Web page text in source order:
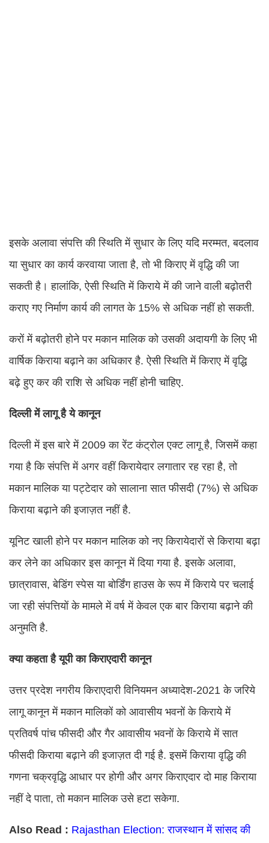
इसके अलावा संपत्ति की स्थिति में सुधार के लिए यदि मरम्मत, बदलाव
या सुधार का कार्य करवाया जाता है, तो भी किराए में वृद्धि की जा
सकती है। हालांकि, ऐसी स्थिति में किराये में की जाने वाली बढ़ोतरी
कराए गए निर्माण कार्य की लागत के 15% से अधिक नहीं हो सकती.
करों में बढ़ोतरी होने पर मकान मालिक को उसकी अदायगी के लिए भी
वार्षिक किराया बढ़ाने का अधिकार है. ऐसी स्थिति में किराए में वृद्धि
बढ़े हुए कर की राशि से अधिक नहीं होनी चाहिए.
दिल्‍ली में लागू है ये कानून
दिल्ली में इस बारे में 2009 का रेंट कंट्रोल एक्ट लागू है, जिसमें कहा
गया है कि संपत्ति में अगर वहीं किरायेदार लगातार रह रहा है, तो
मकान मालिक या पट्टेदार को सालाना सात फीसदी (7%) से अधिक
किराया बढ़ाने की इजाज़त नहीं है.
यूनिट खाली होने पर मकान मालिक को नए किरायेदारों से किराया बढ़ा
कर लेने का अधिकार इस कानून में दिया गया है. इसके अलावा,
छात्रावास, बेडिंग स्‍पेस या बोर्डिंग हाउस के रूप में किराये पर चलाई
जा रही संपत्तियों के मामले में वर्ष में केवल एक बार किराया बढ़ाने की
अनुमति है.
क्‍या कहता है यूपी का किराएदारी कानून
उत्तर प्रदेश नगरीय किराएदारी विनियमन अध्यादेश-2021 के जरिये
लागू कानून में मकान मालिकों को आवासीय भवनों के किराये में
प्रतिवर्ष पांच फीसदी और गैर आवासीय भवनों के किराये में सात
फीसदी किराया बढ़ाने की इजाज़त दी गई है. इसमें किराया वृद्धि की
गणना चक्रवृद्धि आधार पर होगी और अगर किराएदार दो माह किराया
नहीं दे पाता, तो मकान मालिक उसे हटा सकेगा.
Also Read : Rajasthan Election: राजस्थान में सांसद की